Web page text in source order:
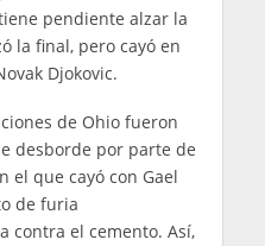
pendiente alzar la
la final, pero cayó en
Djokovic.
de Ohio fueron
desborde por parte de
el que cayó con Gael
de furia
contra el cemento. Así,